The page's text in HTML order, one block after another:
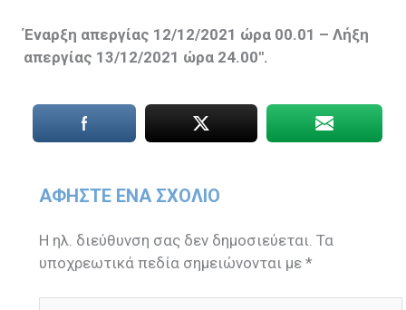
Έναρξη απεργίας 12/12/2021 ώρα 00.01 – Λήξη
απεργίας 13/12/2021 ώρα 24.00″.
ΑΦΉΣΤΕ ΈΝΑ ΣΧΌΛΙΟ
Η ηλ. διεύθυνση σας δεν δημοσιεύεται. Τα
υποχρεωτικά πεδία σημειώνονται με*